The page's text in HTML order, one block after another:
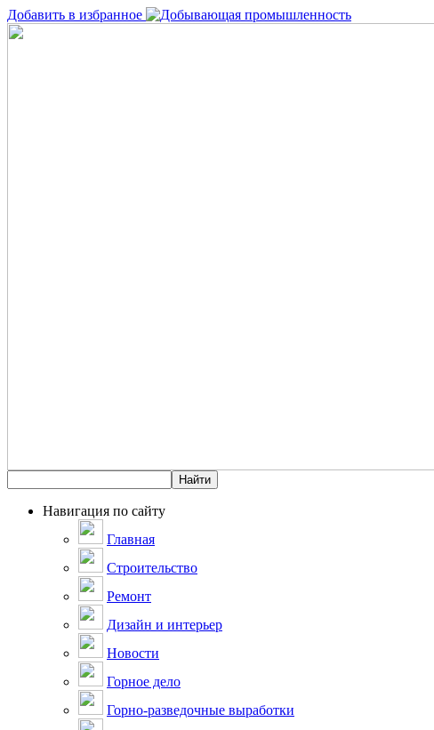
Добавить в избранное
Навигация по сайту
Главная
Строительство
Ремонт
Дизайн и интерьер
Новости
Горное дело
Горно-разведочные выработки